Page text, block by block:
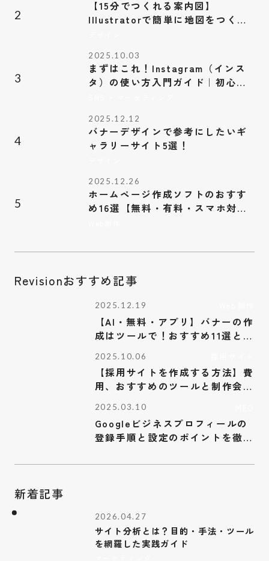
2
【15分でつくれる案内図】
Illustratorで簡単に地図をつくろ
3
2025.10.03
まずはこれ！Instagram（インス
タ）の使い方入門ガイド｜初心者
4
2025.12.12
バナーデザインで参考にしたいギ
ャラリーサイト5選！
5
2025.12.26
ホームページ作成ソフトのおすす
め16選【無料・有料・スマホ対
Revisionおすすめ記事
2025.12.19
【AI・無料・アプリ】バナーの作
成はツールで！おすすめ11選と作
2025.10.06
【採用サイトを作成する方法】費
用、おすすめのツールと制作会社
2025.03.10
Googleビジネスプロフィールの
登録手順と設定のポイントを徹底
新着記事
2026.04.27
サイト分析とは？目的・手法・ツール
を網羅した実践ガイド